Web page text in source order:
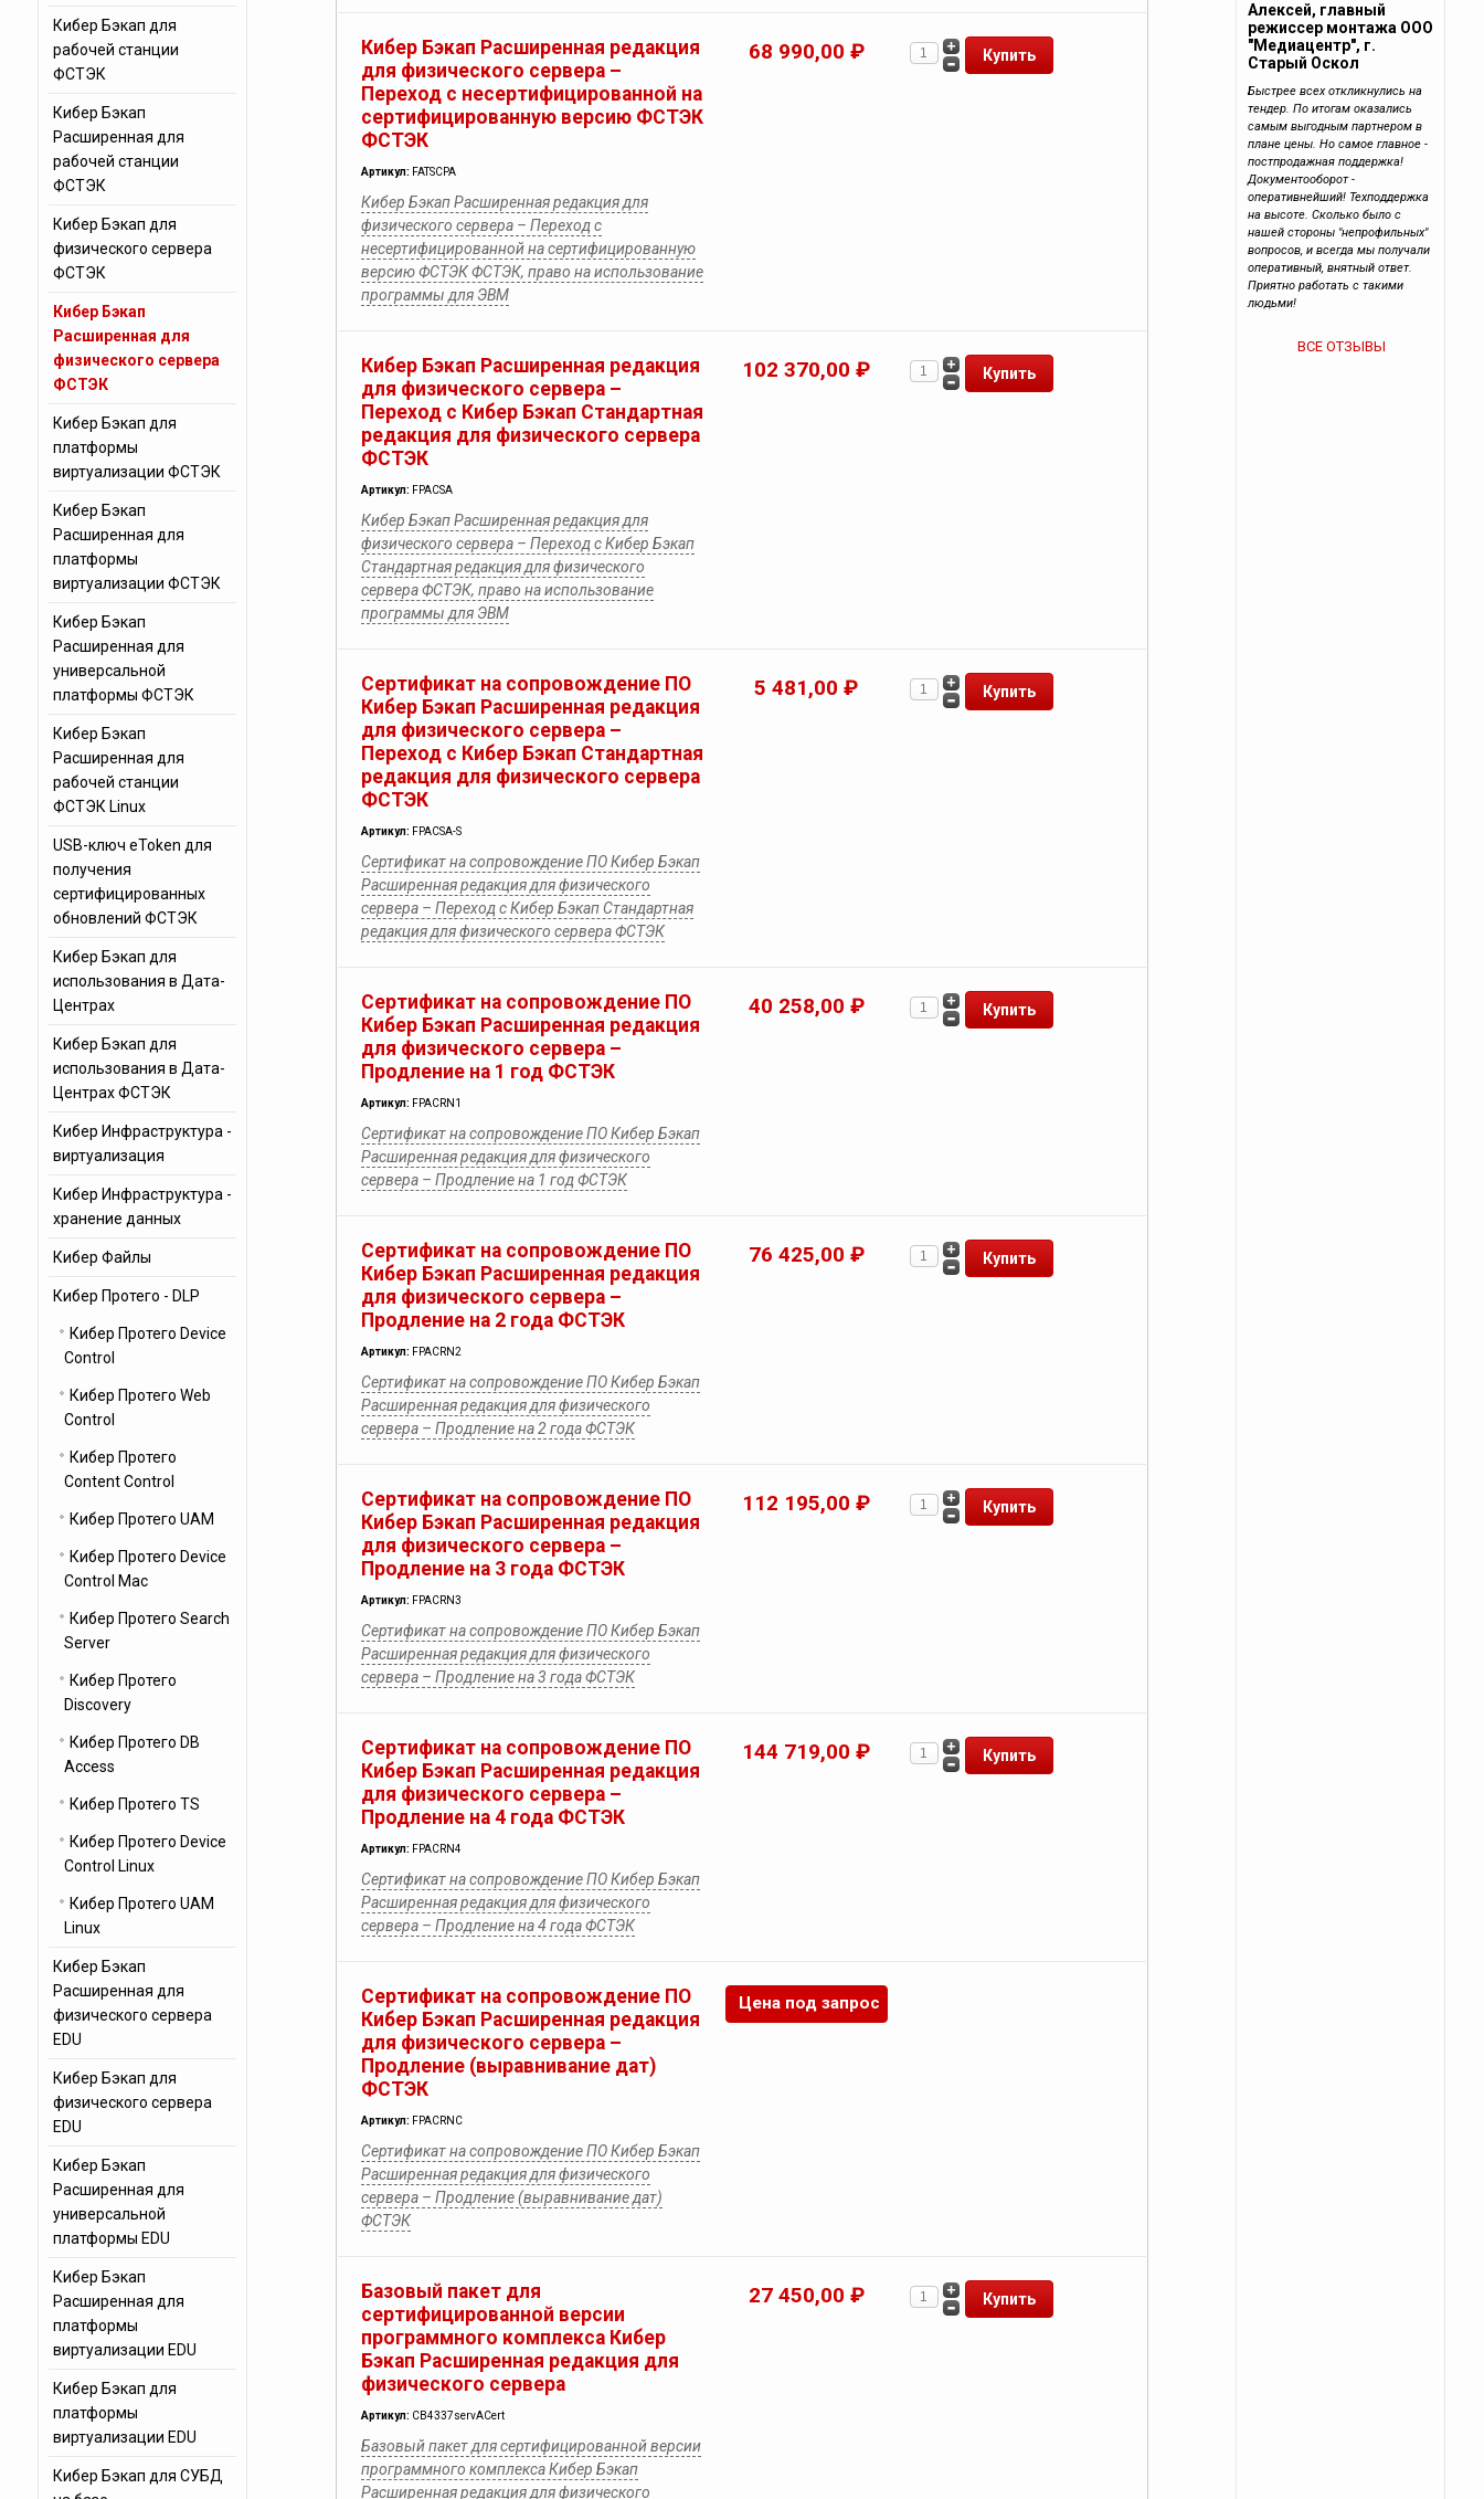
Кибер Бэкап Расширенная редакция
для физического сервера –
Переход с несертифицированной на
сертифицированную версию ФСТЭК
ФСТЭК
Артикул: FATSCPA
Кибер Бэкап Расширенная редакция для
физического сервера – Переход с
несертифицированной на сертифицированную
версию ФСТЭК ФСТЭК, право на использование
программы для ЭВМ
68 990,00 ₽
Кибер Бэкап Расширенная редакция
для физического сервера –
Переход с Кибер Бэкап Стандартная
редакция для физического сервера
ФСТЭК
Артикул: FPACSA
Кибер Бэкап Расширенная редакция для
физического сервера – Переход с Кибер Бэкап
Стандартная редакция для физического
сервера ФСТЭК, право на использование
программы для ЭВМ
102 370,00 ₽
Сертификат на сопровождение ПО
Кибер Бэкап Расширенная редакция
для физического сервера –
Переход с Кибер Бэкап Стандартная
редакция для физического сервера
ФСТЭК
Артикул: FPACSA-S
Сертификат на сопровождение ПО Кибер Бэкап
Расширенная редакция для физического
сервера – Переход с Кибер Бэкап Стандартная
редакция для физического сервера ФСТЭК
5 481,00 ₽
Сертификат на сопровождение ПО
Кибер Бэкап Расширенная редакция
для физического сервера –
Продление на 1 год ФСТЭК
Артикул: FPACRN1
Сертификат на сопровождение ПО Кибер Бэкап
Расширенная редакция для физического
сервера – Продление на 1 год ФСТЭК
40 258,00 ₽
Сертификат на сопровождение ПО
Кибер Бэкап Расширенная редакция
для физического сервера –
Продление на 2 года ФСТЭК
Артикул: FPACRN2
Сертификат на сопровождение ПО Кибер Бэкап
Расширенная редакция для физического
сервера – Продление на 2 года ФСТЭК
76 425,00 ₽
Сертификат на сопровождение ПО
Кибер Бэкап Расширенная редакция
для физического сервера –
Продление на 3 года ФСТЭК
Артикул: FPACRN3
Сертификат на сопровождение ПО Кибер Бэкап
Расширенная редакция для физического
сервера – Продление на 3 года ФСТЭК
112 195,00 ₽
Сертификат на сопровождение ПО
Кибер Бэкап Расширенная редакция
для физического сервера –
Продление на 4 года ФСТЭК
Артикул: FPACRN4
Сертификат на сопровождение ПО Кибер Бэкап
Расширенная редакция для физического
сервера – Продление на 4 года ФСТЭК
144 719,00 ₽
Сертификат на сопровождение ПО
Кибер Бэкап Расширенная редакция
для физического сервера –
Продление (выравнивание дат)
ФСТЭК
Артикул: FPACRNC
Сертификат на сопровождение ПО Кибер Бэкап
Расширенная редакция для физического
сервера – Продление (выравнивание дат)
ФСТЭК
Цена под запрос
Базовый пакет для
сертифицированной версии
программного комплекса Кибер
Бэкап Расширенная редакция для
физического сервера
Артикул: CB4337servACert
Базовый пакет для сертифицированной версии
программного комплекса Кибер Бэкап
Расширенная редакция для физического
27 450,00 ₽
Кибер Бэкап для
рабочей станции
ФСТЭК
Кибер Бэкап
Расширенная для
рабочей станции
ФСТЭК
Кибер Бэкап для
физического сервера
ФСТЭК
Кибер Бэкап
Расширенная для
физического сервера
ФСТЭК
Кибер Бэкап для
платформы
виртуализации ФСТЭК
Кибер Бэкап
Расширенная для
платформы
виртуализации ФСТЭК
Кибер Бэкап
Расширенная для
универсальной
платформы ФСТЭК
Кибер Бэкап
Расширенная для
рабочей станции
ФСТЭК Linux
USB-ключ eToken для
получения
сертифицированных
обновлений ФСТЭК
Кибер Бэкап для
использования в Дата-
Центрах
Кибер Бэкап для
использования в Дата-
Центрах ФСТЭК
Кибер Инфраструктура -
виртуализация
Кибер Инфраструктура -
хранение данных
Кибер Файлы
Кибер Протего - DLP
Кибер Протего Device
Control
Кибер Протего Web
Control
Кибер Протего
Content Control
Кибер Протего UAM
Кибер Протего Device
Control Mac
Кибер Протего Search
Server
Кибер Протего
Discovery
Кибер Протего DB
Access
Кибер Протего TS
Кибер Протего Device
Control Linux
Кибер Протего UAM
Linux
Кибер Бэкап
Расширенная для
физического сервера
EDU
Кибер Бэкап для
физического сервера
EDU
Кибер Бэкап
Расширенная для
универсальной
платформы EDU
Кибер Бэкап
Расширенная для
платформы
виртуализации EDU
Кибер Бэкап для
платформы
виртуализации EDU
Кибер Бэкап для СУБД
Алексей, главный
режиссер монтажа ООО
"Медиацентр", г.
Старый Оскол
Быстрее всех откликнулись на
тендер. По итогам оказались
самым выгодным партнером в
плане цены. Но самое главное -
постпродажная поддержка!
Документооборот -
оперативнейший! Техподдержка
на высоте. Сколько было с
нашей стороны "непрофильных"
вопросов, и всегда мы получали
оперативный, внятный ответ.
Приятно работать с такими
людьми!
ВСЕ ОТЗЫВЫ